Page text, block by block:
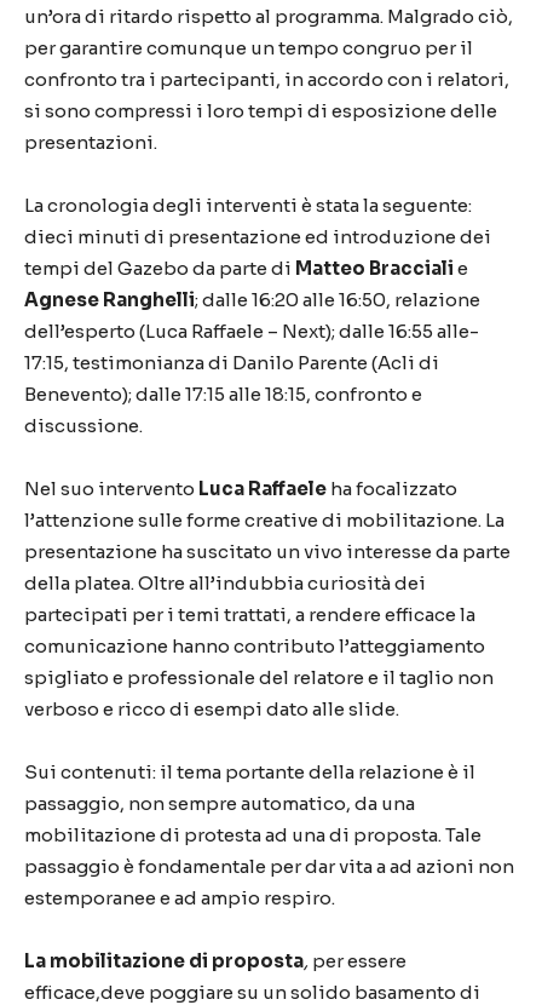
un’ora di ritardo rispetto al programma. Malgrado ciò,
per garantire comunque un tempo congruo per il
confronto tra i partecipanti, in accordo con i relatori,
si sono compressi i loro tempi di esposizione delle
presentazioni.
La cronologia degli interventi è stata la seguente:
dieci minuti di presentazione ed introduzione dei
tempi del Gazebo da parte di Matteo Bracciali e
Agnese Ranghelli; dalle 16:20 alle 16:50, relazione
dell’esperto (Luca Raffaele – Next); dalle 16:55 alle-
17:15, testimonianza di Danilo Parente (Acli di
Benevento); dalle 17:15 alle 18:15, confronto e
discussione.
Nel suo intervento Luca Raffaele ha focalizzato
l’attenzione sulle forme creative di mobilitazione. La
presentazione ha suscitato un vivo interesse da parte
della platea. Oltre all’indubbia curiosità dei
partecipati per i temi trattati, a rendere efficace la
comunicazione hanno contributo l’atteggiamento
spigliato e professionale del relatore e il taglio non
verboso e ricco di esempi dato alle slide.
Sui contenuti: il tema portante della relazione è il
passaggio, non sempre automatico, da una
mobilitazione di protesta ad una di proposta. Tale
passaggio è fondamentale per dar vita a ad azioni non
estemporanee e ad ampio respiro.
La mobilitazione di proposta, per essere
efficace,deve poggiare su un solido basamento di